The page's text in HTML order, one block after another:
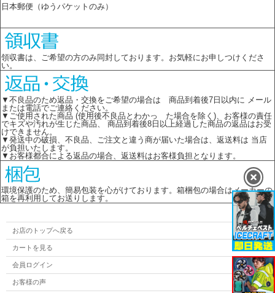
日本郵便（ゆうパケットのみ）
領収書は、ご希望の方のみ同封しております。お気軽にお申しつけくださ
い。
▼不良品のため返品・交換をご希望の場合は 商品到着後7日以内に メール
または電話でご連絡ください。
▼ご使用された商品 (使用後不良品とわかっ た場合を除く)、お客様の責任
でキズや汚れが生じた商品、 商品到着後8日以上経過した商品の返品はお受
けできません。
▼発送中の破損、不良品、ご注文と違う商が届いた場合は、返送料は 当店
が負担いたします。
▼お客様都合による返品の場合、返送料はお客様負担となります。
環境保護のため、簡易包装を心がけております。箱梱包の場合はメーカーの
箱を再利用してお送りします。
お店のトップへ戻る
カートを見る
会員ログイン
お客様の声